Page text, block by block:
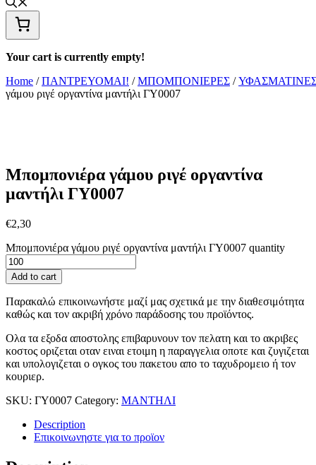
Your cart is currently empty!
Home /ΠΑΝΤΡΕΥΟΜΑΙ! /ΜΠΟΜΠΟΝΙΕΡΕΣ /
γάμου ριγέ οργαντίνα μαντήλι ΓΥ0007
Μπομπονιέρα γάμου ριγέ οργαντίνα
μαντήλι ΓΥ0007
€2,30
Μπομπονιέρα γάμου ριγέ οργαντίνα μαντήλι ΓΥ0007 quantity
Add to cart
Παρακαλώ επικοινωνήστε μαζί μας σχετικά με την διαθεσιμότητα
καθώς και τον ακριβή χρόνο παράδοσης του προϊόντος.
Ολα τα εξοδα αποστολης επιβαρυνουν τον πελατη και το ακριβες
κοστος οριζεται οταν ειναι ετοιμη η παραγγελια οποτε και ζυγιζεται
και υπολογιζεται ο ογκος του πακετου απο το ταχυδρομειο ή τον
κουριερ.
SKU: ΓΥ0007 Category: ΜΑΝΤΗΛΙ
Description
Επικοινωνηστε για το προϊoν